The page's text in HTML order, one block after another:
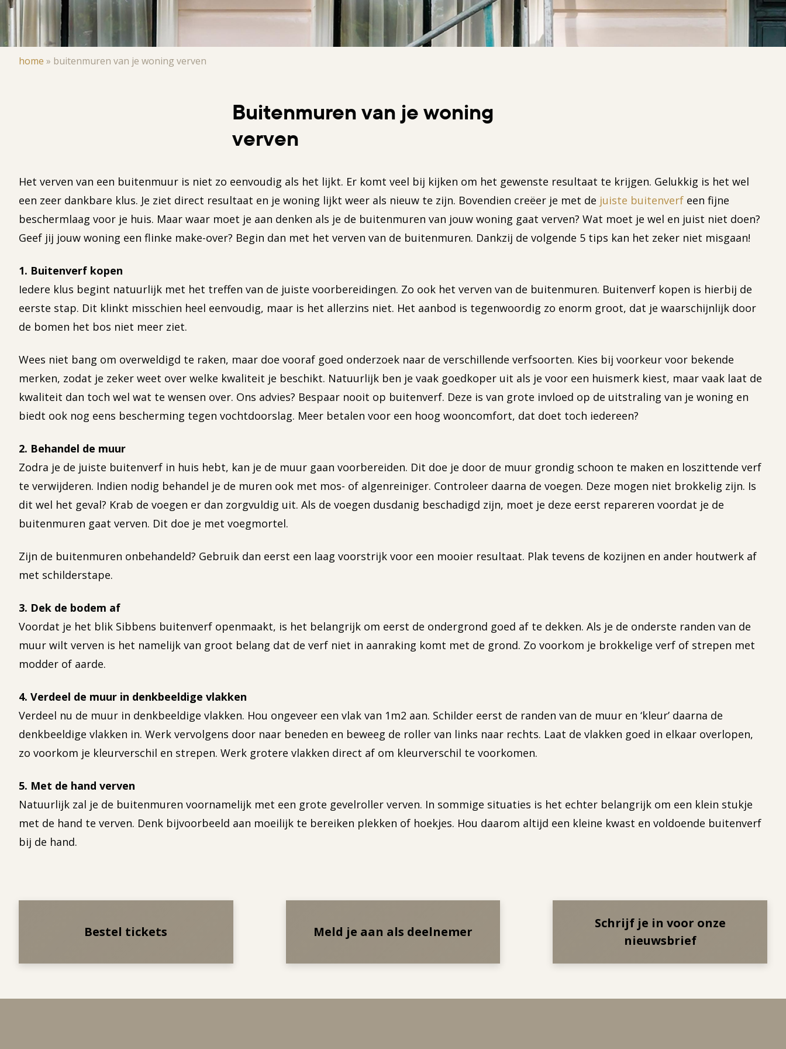
Kruimelpad
home » buitenmuren van je woning verven
Buitenmuren van je woning
verven
Het verven van een buitenmuur is niet zo eenvoudig als het lijkt. Er komt veel bij kijken om het gewenste resultaat te krijgen. Gelukkig is het wel
een zeer dankbare klus. Je ziet direct resultaat en je woning lijkt weer als nieuw te zijn. Bovendien creëer je met de juiste buitenverf een fijne
beschermlaag voor je huis. Maar waar moet je aan denken als je de buitenmuren van jouw woning gaat verven? Wat moet je wel en juist niet doen?
Geef jij jouw woning een flinke make-over? Begin dan met het verven van de buitenmuren. Dankzij de volgende 5 tips kan het zeker niet misgaan!
1. Buitenverf kopen
Iedere klus begint natuurlijk met het treffen van de juiste voorbereidingen. Zo ook het verven van de buitenmuren. Buitenverf kopen is hierbij de
eerste stap. Dit klinkt misschien heel eenvoudig, maar is het allerzins niet. Het aanbod is tegenwoordig zo enorm groot, dat je waarschijnlijk door
de bomen het bos niet meer ziet.
Wees niet bang om overweldigd te raken, maar doe vooraf goed onderzoek naar de verschillende verfsoorten. Kies bij voorkeur voor bekende
merken, zodat je zeker weet over welke kwaliteit je beschikt. Natuurlijk ben je vaak goedkoper uit als je voor een huismerk kiest, maar vaak laat de
kwaliteit dan toch wel wat te wensen over. Ons advies? Bespaar nooit op buitenverf. Deze is van grote invloed op de uitstraling van je woning en
biedt ook nog eens bescherming tegen vochtdoorslag. Meer betalen voor een hoog wooncomfort, dat doet toch iedereen?
2. Behandel de muur
Zodra je de juiste buitenverf in huis hebt, kan je de muur gaan voorbereiden. Dit doe je door de muur grondig schoon te maken en loszittende verf
te verwijderen. Indien nodig behandel je de muren ook met mos- of algenreiniger. Controleer daarna de voegen. Deze mogen niet brokkelig zijn. Is
dit wel het geval? Krab de voegen er dan zorgvuldig uit. Als de voegen dusdanig beschadigd zijn, moet je deze eerst repareren voordat je de
buitenmuren gaat verven. Dit doe je met voegmortel.
Zijn de buitenmuren onbehandeld? Gebruik dan eerst een laag voorstrijk voor een mooier resultaat. Plak tevens de kozijnen en ander houtwerk af
met schilderstape.
3. Dek de bodem af
Voordat je het blik Sibbens buitenverf openmaakt, is het belangrijk om eerst de ondergrond goed af te dekken. Als je de onderste randen van de
muur wilt verven is het namelijk van groot belang dat de verf niet in aanraking komt met de grond. Zo voorkom je brokkelige verf of strepen met
modder of aarde.
4. Verdeel de muur in denkbeeldige vlakken
Verdeel nu de muur in denkbeeldige vlakken. Hou ongeveer een vlak van 1m2 aan. Schilder eerst de randen van de muur en ‘kleur’ daarna de
denkbeeldige vlakken in. Werk vervolgens door naar beneden en beweeg de roller van links naar rechts. Laat de vlakken goed in elkaar overlopen,
zo voorkom je kleurverschil en strepen. Werk grotere vlakken direct af om kleurverschil te voorkomen.
5. Met de hand verven
Natuurlijk zal je de buitenmuren voornamelijk met een grote gevelroller verven. In sommige situaties is het echter belangrijk om een klein stukje
met de hand te verven. Denk bijvoorbeeld aan moeilijk te bereiken plekken of hoekjes. Hou daarom altijd een kleine kwast en voldoende buitenverf
bij de hand.
Bestel tickets Meld je aan als deelnemer
Schrijf je in voor onze
nieuwsbrief